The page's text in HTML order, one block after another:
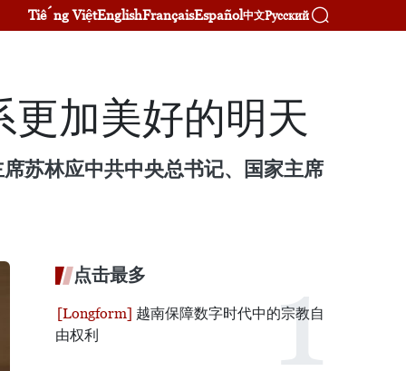
Tiếng ViệtEnglishFrançaisEspañol中文Русский
加美好的明天
苏林应中共中央总书记、国家主席
点击最多
越南保障数字时代中的宗教自
由权利